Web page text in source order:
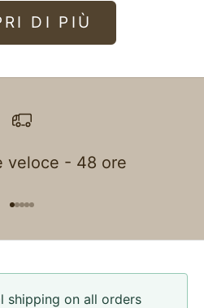
DI PIÙ
veloce - 48 ore
shipping on all orders